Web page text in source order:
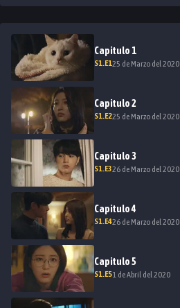
Capitulo 1
S1.E125 de Marzo del 2020
Capitulo2
S1.E225 de Marzo del 2020
Capitulo3
S1.E326 de Marzo del 2020
Capitulo4
S1.E426 de Marzo del 2020
Capitulo5
S1.E51 de Abril del 2020